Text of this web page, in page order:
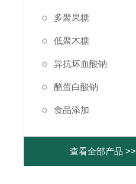
多聚果糖
低聚木糖
异抗坏血酸钠
酪蛋白酸钠
食品添加
查看全部产品 >>